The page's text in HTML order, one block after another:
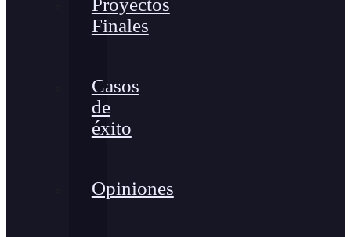
Proyectos
Finales
Casos
de
éxito
Opiniones